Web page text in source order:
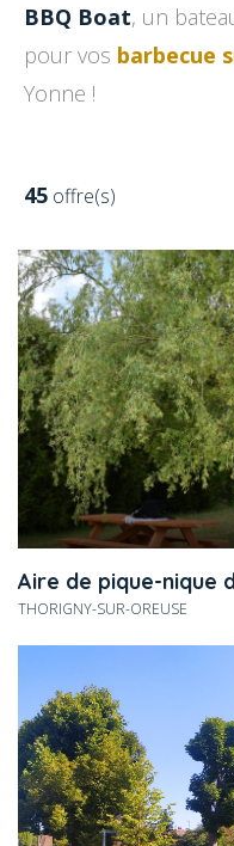
BBQ Boat, un
pour vos barbecue
Yonne !
45 offre(s)
Aire de pique-nique
THORIGNY-SUR-OREUSE